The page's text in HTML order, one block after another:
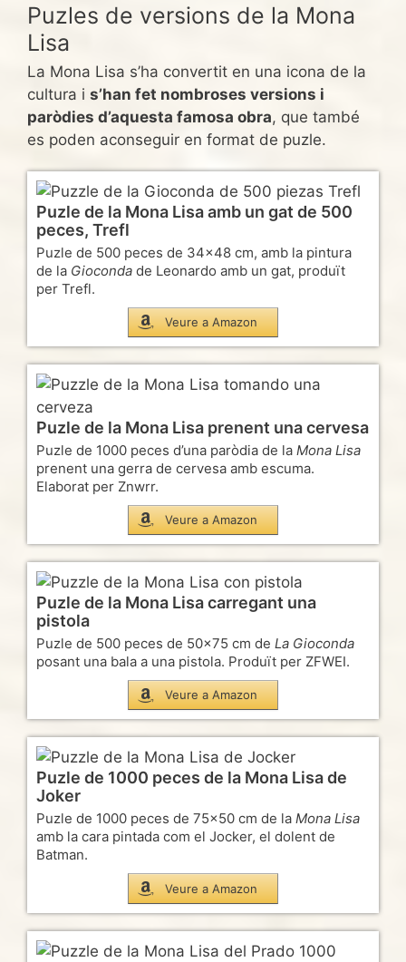
Puzles de versions de la Mona
Lisa
La Mona Lisa s’ha convertit en una icona de la
cultura i s’han fet nombroses versions i
paròdies d’aquesta famosa obra, que també
es poden aconseguir en format de puzle.
Puzle de la Mona Lisa amb un gat de 500
peces, Trefl
Puzle de 500 peces de 34×48 cm, amb la pintura
de la Gioconda de Leonardo amb un gat, produït
per Trefl.
Veure a Amazon
Puzle de la Mona Lisa prenent una cervesa
Puzle de 1000 peces d’una paròdia de la Mona Lisa
prenent una gerra de cervesa amb escuma.
Elaborat per Znwrr.
Veure a Amazon
Puzle de la Mona Lisa carregant una
pistola
Puzle de 500 peces de 50×75 cm de La Gioconda
posant una bala a una pistola. Produït per ZFWEI.
Veure a Amazon
Puzle de 1000 peces de la Mona Lisa de
Joker
Puzle de 1000 peces de 75×50 cm de la Mona Lisa
amb la cara pintada com el Jocker, el dolent de
Batman.
Veure a Amazon